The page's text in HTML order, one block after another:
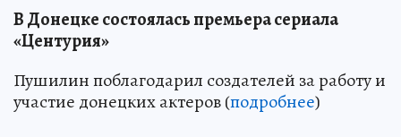
В Донецке состоялась премьера сериала
«Центурия»
Пушилин поблагодарил создателей за работу и
участие донецких актеров (подробнее)